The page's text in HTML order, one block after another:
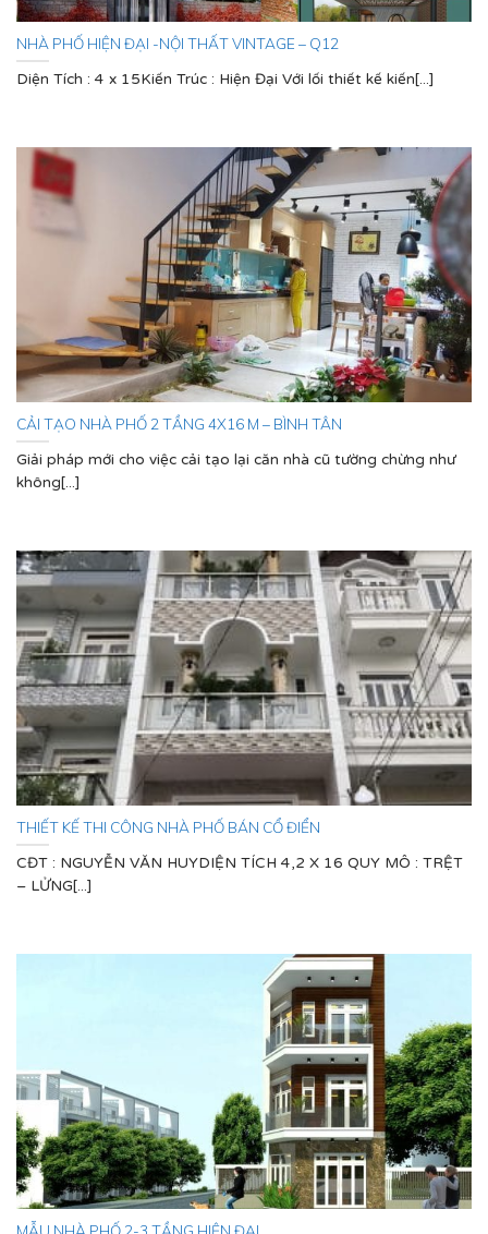
NHÀ PHỐ HIỆN ĐẠI -NỘI THẤT VINTAGE – Q12
Diện Tích : 4 x 15Kiến Trúc : Hiện Đại Với lối thiết kế kiến[...]
CẢI TẠO NHÀ PHỐ 2 TẦNG 4X16 M – BÌNH TÂN
Giải pháp mới cho việc cải tạo lại căn nhà cũ tường chừng như
không[...]
THIẾT KẾ THI CÔNG NHÀ PHỐ BÁN CỔ ĐIỂN
CĐT : NGUYỄN VĂN HUYDIỆN TÍCH 4,2 X 16 QUY MÔ : TRỆT
– LỬNG[...]
MẪU NHÀ PHỐ 2-3 TẦNG HIỆN ĐẠI